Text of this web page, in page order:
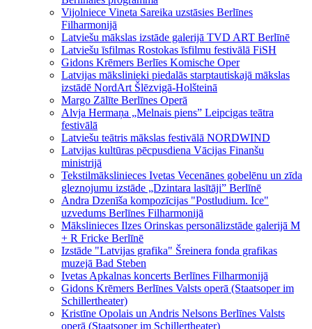
Vijolniece Vineta Sareika uzstāsies Berlīnes
Filharmonijā
Latviešu mākslas izstāde galerijā TVD ART Berlīnē
Latviešu īsfilmas Rostokas īsfilmu festivālā FiSH
Gidons Krēmers Berlīes Komische Oper
Latvijas mākslinieki piedalās starptautiskajā mākslas
izstādē NordArt Šlēzvigā-Holšteinā
Margo Zālīte Berlīnes Operā
Alvja Hermaņa „Melnais piens” Leipcigas teātra
festivālā
Latviešu teātris mākslas festivālā NORDWIND
Latvijas kultūras pēcpusdiena Vācijas Finanšu
ministrijā
Tekstilmākslinieces Ivetas Vecenānes gobelēnu un zīda
gleznojumu izstāde „Dzintara lasītāji” Berlīnē
Andra Dzenīša kompozīcijas "Postludium. Ice"
uzvedums Berlīnes Filharmonijā
Mākslinieces Ilzes Orinskas personālizstāde galerijā M
+ R Fricke Berlīnē
Izstāde "Latvijas grafika" Šreinera fonda grafikas
muzejā Bad Steben
Ivetas Apkalnas koncerts Berlīnes Filharmonijā
Gidons Krēmers Berlīnes Valsts operā (Staatsoper im
Schillertheater)
Kristīne Opolais un Andris Nelsons Berlīnes Valsts
operā (Staatsoper im Schillertheater)